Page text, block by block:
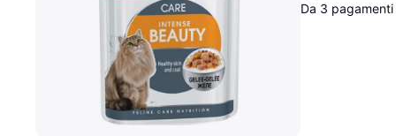
Elenco negozi
Da 3